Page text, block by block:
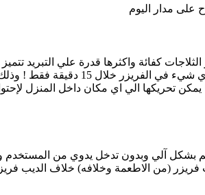
على مدار اليوم
كفائة واكثرها قدرة علي التبريد
بأحجامها المختلفة فمنها صغيرة الحجم بسعة كبيرة ومنها الكبيرة بسعة اكبر
تحريكها الي اي مكان داخل المنزل
بشكل آلي وبدون تدخل يدوي من
(من الاطعمة وخلافه) خلاف الديب